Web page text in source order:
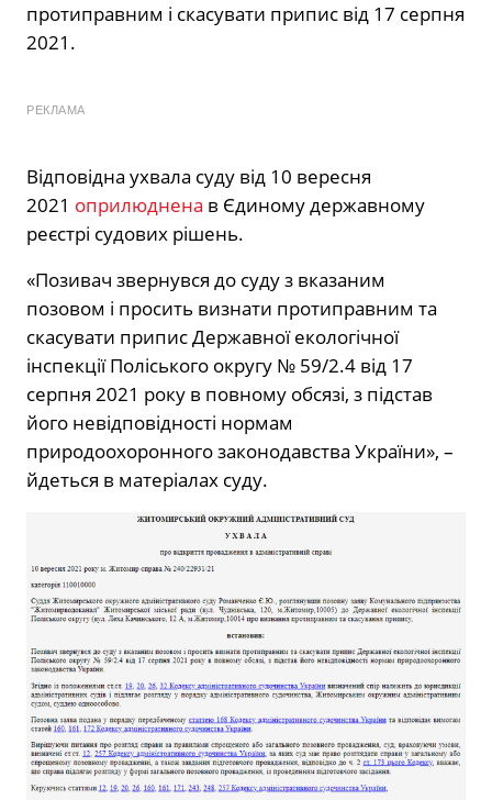
протиправним і скасувати припис від 17 серпня
2021.
РЕКЛАМА
Відповідна ухвала суду від 10 вересня
2021 оприлюднена в Єдиному державному
реєстрі судових рішень.
«Позивач звернувся до суду з вказаним
позовом і просить визнати протиправним та
скасувати припис Державної екологічної
інспекції Поліського округу № 59/2.4 від 17
серпня 2021 року в повному обсязі, з підстав
його невідповідності нормам
природоохоронного законодавства України», –
йдеться в матеріалах суду.